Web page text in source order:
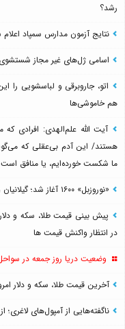
رشد؟
نتایج آزمون مدارس سمپاد اعلام شد/
اسامی ژل‌های غیر مجاز
اتو، جاروبرقی و لباسشویی
هم خاموشی‌ها
آیت الله علم‌الهدی: افرادی
ما شکست خورده‌ایم، یا منافق
«نوروزبل» ۱۶۰۰ آغاز شد؛ گیلانیان وارد قرن هفدهم دیلمی شدند
در انتظار واکنش قیمت ها
وضعیت دریا روز جمعه در
آخرین قیمت طلا، سکه و دلار امروز پنجشنبه ۱۵ مرداد؛ آیا
ناگفته‌هایی از آمپول‌های لاغری؛